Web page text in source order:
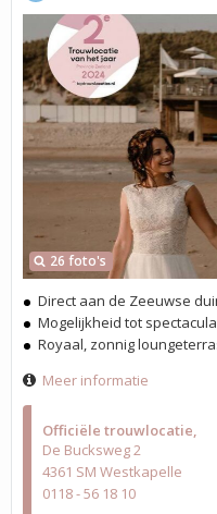
Officiële trouwlocatie
De Bucksweg 2
4361 SM Westkapelle
0118 - 56 18 10
26 foto's
Direct aan de Zeeuwse
Mogelijkheid tot
Royaal, zonnig
Meer informatie